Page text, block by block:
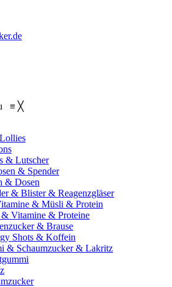
≡ ╳
& Lutscher
& Spender
& Dosen
& Blister & Reagenzgläser
& Müsli & Protein
Vitamine & Proteine
& Brause
Shots & Koffein
& Schaumzucker & Lakritz